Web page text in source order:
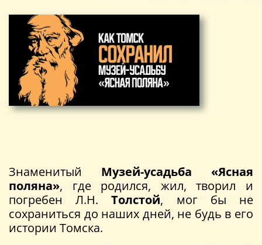
Знаменитый Музей-усадьба «Ясная
поляна», где родился, жил, творил и
погребен Л.Н.Толстой, мог бы не
сохраниться до наших дней, не будь в его
истории Томска.